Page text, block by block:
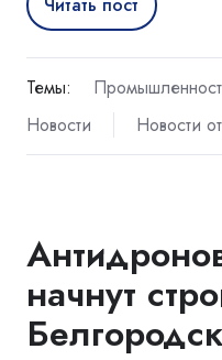
Темы:
Новости
Новости
начнут